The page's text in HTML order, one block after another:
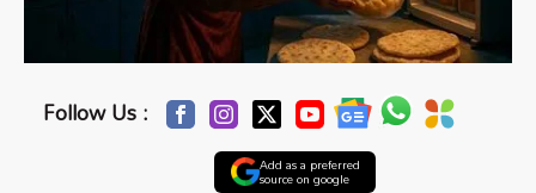
Follow Us :
Add as a preferred
source on google